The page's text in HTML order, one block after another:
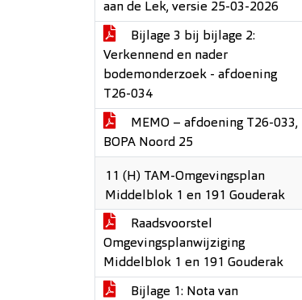
aan de Lek, versie 25-03-2026
Bijlage 3 bij bijlage 2:
Verkennend en nader
bodemonderzoek - afdoening
T26-034
MEMO – afdoening T26-033,
BOPA Noord 25
11 (H) TAM-Omgevingsplan
Middelblok 1 en 191 Gouderak
Raadsvoorstel
Omgevingsplanwijziging
Middelblok 1 en 191 Gouderak
Bijlage 1: Nota van